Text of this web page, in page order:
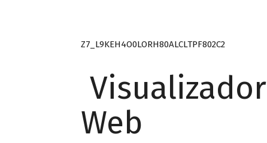
Z7_L9KEH4O0LORH80ALCLTPF802C2
Web